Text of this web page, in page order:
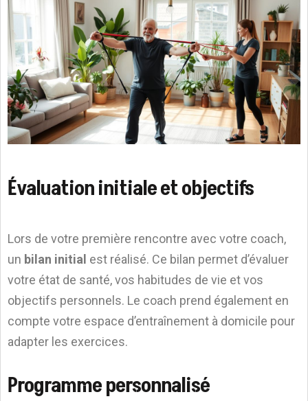
Évaluation initiale et objectifs
Lors de votre première rencontre avec votre coach,
un bilan initial est réalisé. Ce bilan permet d’évaluer
votre état de santé, vos habitudes de vie et vos
objectifs personnels. Le coach prend également en
compte votre espace d’entraînement à domicile pour
adapter les exercices.
Programme personnalisé